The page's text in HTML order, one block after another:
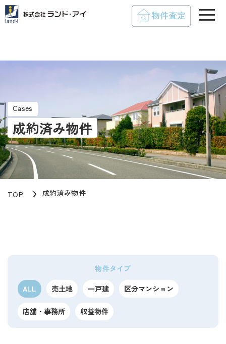
Cases
成約済み物件
TOP 成約済み物件
物件タイプ
ALL
売土地 一戸建 区分マンション
店舗・事務所 収益物件